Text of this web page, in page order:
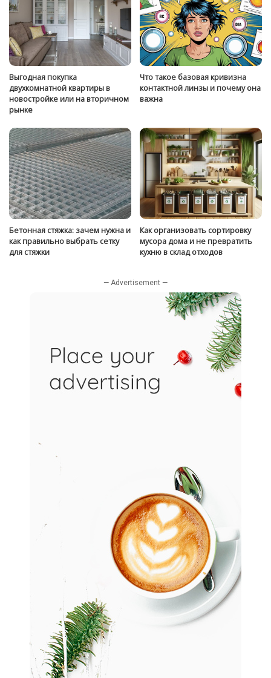
Выгодная покупка
двухкомнатной квартиры в
новостройке или на вторичном
рынке
Что такое базовая кривизна
контактной линзы и почему она
важна
Бетонная стяжка: зачем нужна и
как правильно выбрать сетку
для стяжки
Как организовать сортировку
мусора дома и не превратить
кухню в склад отходов
— Advertisement —